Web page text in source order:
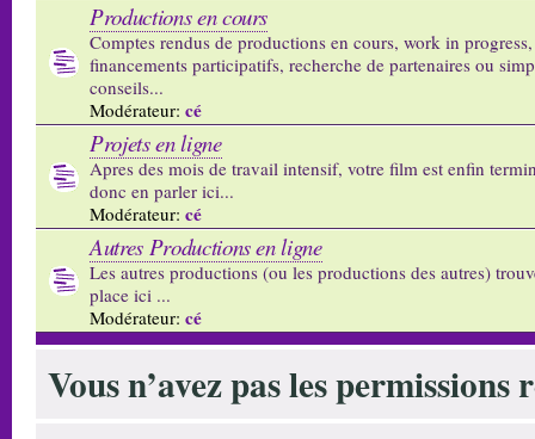
Productions en cours
Comptes rendus de productions en cours, work in
financements participatifs, recherche de partenaires ou
conseils...
Modérateur: cé
Projets en ligne
Apres des mois de travail intensif, votre film est enfin
donc en parler ici...
Modérateur: cé
Autres Productions en ligne
Les autres productions (ou les productions des autres)
place ici ...
Modérateur: cé
Vous n’avez pas les